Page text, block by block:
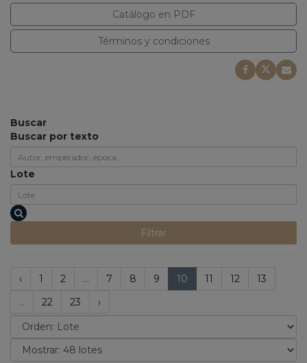
Catálogo en PDF
Términos y condiciones
Buscar
Buscar por texto
Lote
Filtrar
‹ 1 2 ... 7 8 9 10 11 12
13
...
22 23 ›